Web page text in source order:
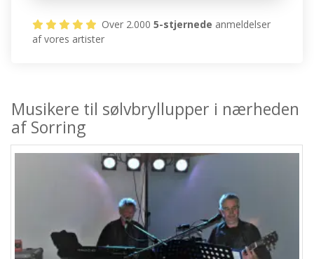
Over 2.0005-stjernede anmeldelser
af vores artister
Musikere til sølvbryllupper i nærheden
af Sorring